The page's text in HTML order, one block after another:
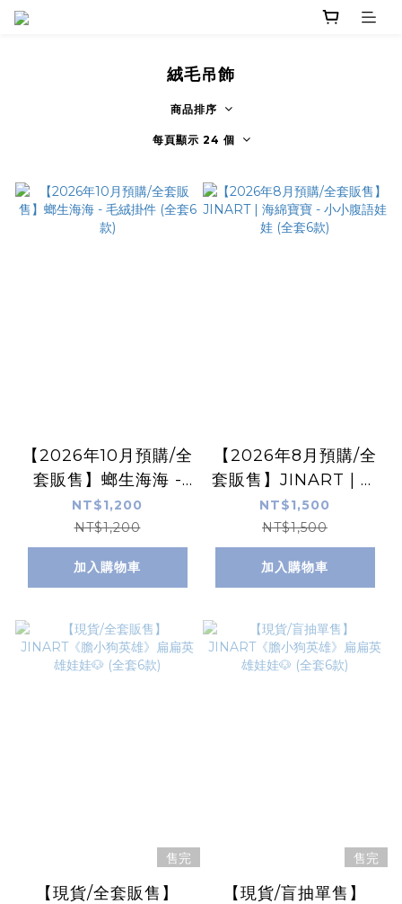
絨毛吊飾
商品排序
每頁顯示 24 個
【2026年10月預購/全
套販售】螂生海海 -
毛絨掛件 (全套6款)
NT$1,200
NT$1,200
加入購物車
【2026年8月預購/全
套販售】JINART | 海
綿寶寶 - 小小腹語娃
娃 (全套6款)
NT$1,500
NT$1,500
加入購物車
售完
【現貨/全套販售】
售完
【現貨/盲抽單售】